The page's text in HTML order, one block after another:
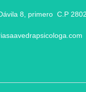
8, primero C.P